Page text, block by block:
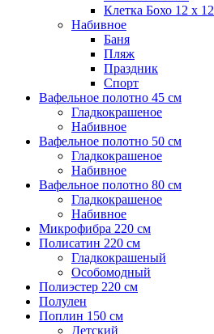
Клетка Бохо 12 x 12
Набивное
Баня
Пляж
Праздник
Спорт
Вафельное полотно 45 см
Гладкокрашеное
Набивное
Вафельное полотно 50 см
Гладкокрашеное
Набивное
Вафельное полотно 80 см
Гладкокрашеное
Набивное
Микрофибра 220 см
Полисатин 220 см
Гладкокрашеный
Особомодный
Полиэстер 220 см
Полулен
Поплин 150 см
Детский